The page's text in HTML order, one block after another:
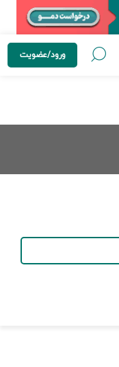
ورود/عضویت